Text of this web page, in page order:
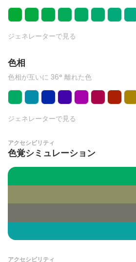
ジェネレーターで見る
色相
色相が互いに 36° 離れた色
ジェネレーターで見る
アクセシビリティ
色覚シミュレーション
アクセシビリティ